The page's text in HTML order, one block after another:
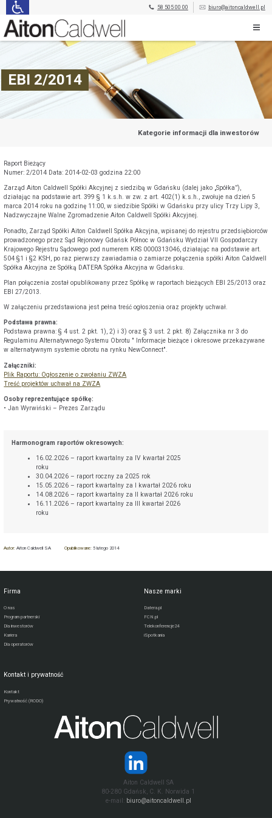
58 505 00 00 biuro@aitoncaldwell.pl
EBI 2/2014
Kategorie informacji dla inwestorów
Raport Bieżący
Numer: 2/2014 Data: 2014-02-03 godzina 22:00
Zarząd Aiton Caldwell Spółki Akcyjnej z siedzibą w Gdańsku (dalej jako „Spółka”),
działając na podstawie art. 399 § 1 k.s.h. w zw. z art. 402(1) k.s.h., zwołuje na dzień 5
marca 2014 roku na godzinę 11:00, w siedzibie Spółki w Gdańsku przy ulicy Trzy Lipy 3,
Nadzwyczajne Walne Zgromadzenie Aiton Caldwell Spółki Akcyjnej.
Ponadto, Zarząd Spółki Aiton Caldwell Spółka Akcyjna, wpisanej do rejestru przedsiębiorców
prowadzonego przez Sąd Rejonowy Gdańsk Północ w Gdańsku Wydział VII Gospodarczy
Krajowego Rejestru Sądowego pod numerem KRS 0000313046, działając na podstawie art.
504 §1 i §2 KSH, po raz pierwszy zawiadamia o zamiarze połączenia spółki Aiton Caldwell
Spółka Akcyjna ze Spółką DATERA Spółka Akcyjna w Gdańsku.
Plan połączenia został opublikowany przez Spółkę w raportach bieżących EBI 25/2013 oraz
EBI 27/2013.
W załączeniu przedstawiona jest pełna treść ogłoszenia oraz projekty uchwał.
Podstawa prawna:
Podstawa prawna: § 4 ust. 2 pkt. 1), 2) i 3) oraz § 3 ust. 2 pkt. 8) Załącznika nr 3 do
Regulaminu Alternatywnego Systemu Obrotu " Informacje bieżące i okresowe przekazywane
w alternatywnym systemie obrotu na rynku NewConnect".
Załączniki:
Plik Raportu: Ogłoszenie o zwołaniu ZWZA
Treść projektów uchwał na ZWZA
Osoby reprezentujące spółkę:
• Jan Wyrwiński – Prezes Zarządu
Harmonogram raportów okresowych:
16.02.2026 – raport kwartalny za IV kwartał 2025
roku
30.04.2026 – raport roczny za 2025 rok
15.05.2026 – raport kwartalny za I kwartał 2026 roku
14.08.2026 – raport kwartalny za II kwartał 2026 roku
16.11.2026 – raport kwartalny za III kwartał 2026
roku
Autor:Aiton Caldwell SA Opublikowane: 5 lutego 2014
Firma
O nas
Program partnerski
Dla inwestorów
Kariera
Dla operatorów
Nasze marki
Datera.pl
FCN.pl
Telekonferencje24
iSpotkania
Kontakt i prywatność
Kontakt
Prywatność (RODO)
Aiton Caldwell SA
80-280 Gdańsk, C. K. Norwida 1
e-mail:
biuro@aitoncaldwell.pl